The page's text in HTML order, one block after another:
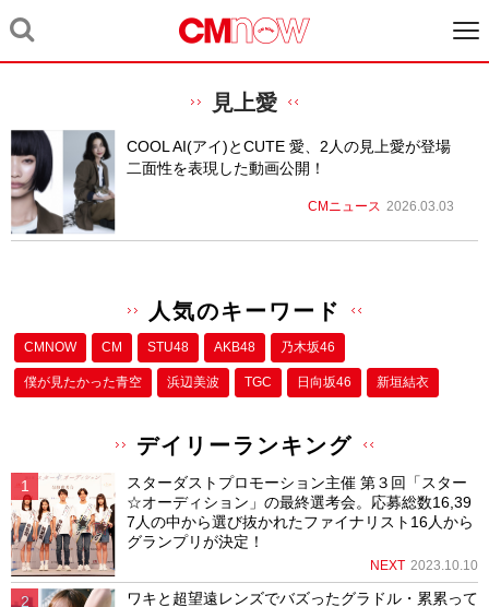
見上愛
COOL AI(アイ)とCUTE 愛、2人の見上愛が登場
二面性を表現した動画公開！
CMニュース 2026.03.03
人気のキーワード
CMNOW CM STU48 AKB48 乃木坂46
僕が⾒たかった⻘空 浜辺美波 TGC 日向坂46 新垣結衣
デイリーランキング
スターダストプロモーション主催 第３回「スター
☆オーディション」の最終選考会。応募総数16,39
7人の中から選び抜かれたファイナリスト16人から
グランプリが決定！
NEXT 2023.10.10
ワキと超望遠レンズでバズったグラドル・累累って